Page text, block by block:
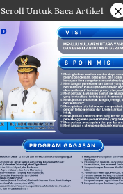
Scroll Untuk Baca Artikel ×